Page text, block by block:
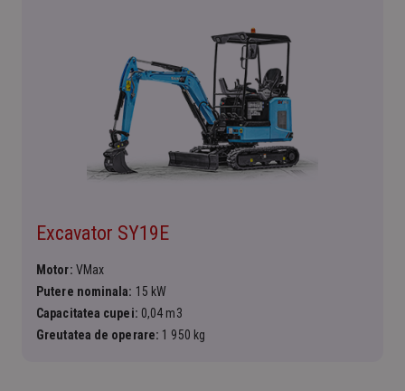
Excavator SY19E
Motor: VMax
Putere nominala: 15 kW
Capacitatea cupei: 0,04 m3
Greutatea de operare: 1 950 kg